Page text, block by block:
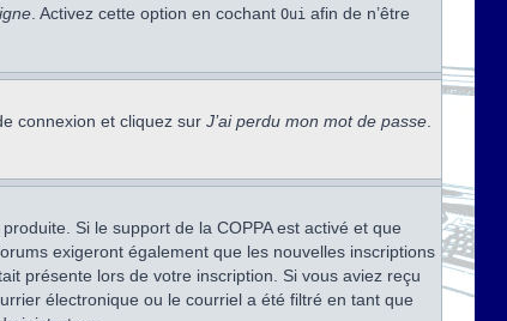
. Activez cette option en cochant Oui afin de n’être
connexion et cliquez sur J’ai perdu mon mot de passe
Si le support de la COPPA est activé et que
exigeront également que les nouvelles inscriptions
présente lors de votre inscription. Si vous aviez reçu
électronique ou le courriel a été filtré en tant que